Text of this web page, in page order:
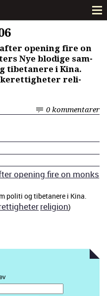
open­ing fire on
Nye blodi­ge sam­
tibetanere i Kina.
reli­
0 kommentarer
open­ing fire on monks
poli­ti og tibetanere i Kina.
reli­gion)